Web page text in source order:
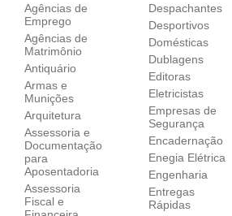
Agências de
Emprego
Agências de
Matrimônio
Antiquário
Armas e
Munições
Arquitetura
Assessoria e
Documentação
para
Aposentadoria
Assessoria
Fiscal e
Despachantes
Desportivos
Domésticas
Dublagens
Editoras
Eletricistas
Empresas de
Segurança
Encadernação
Enegia Elétrica
Engenharia
Entregas
Rápidas